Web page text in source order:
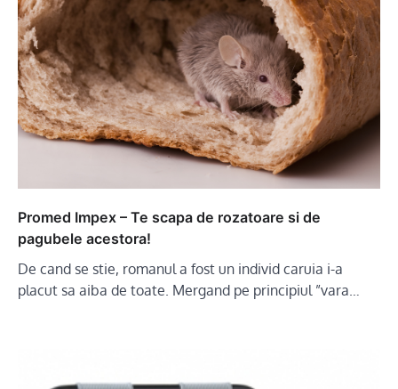
Promed Impex – Te scapa de rozatoare si de
pagubele acestora!
De cand se stie, romanul a fost un individ caruia i-a
placut sa aiba de toate. Mergand pe principiul ”vara…